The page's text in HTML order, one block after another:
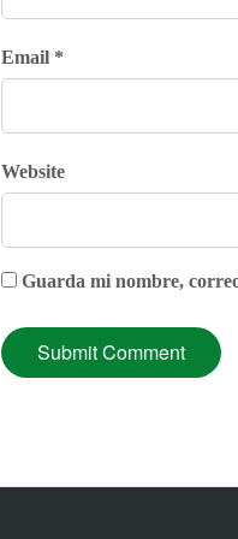
Email *
Website
Guarda mi nombre,